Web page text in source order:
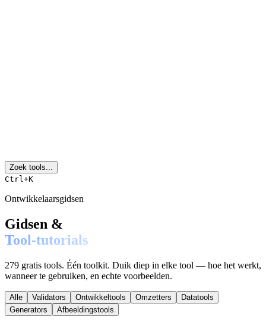
Zoek tools...
Ctrl+K
Ontwikkelaarsgidsen
Gidsen &
Tool-tutorials
279 gratis tools. Één toolkit. Duik diep in elke tool — hoe het werkt,
wanneer te gebruiken, en echte voorbeelden.
Alle Validators Ontwikkeltools Omzetters
Datatools
Generators
Afbeeldingstools